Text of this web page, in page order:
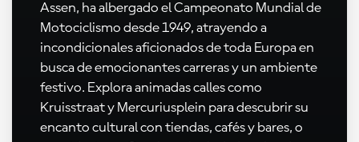
Assen, ha albergado el Campeonato Mundial de
Motociclismo desde 1949, atrayendo a
incondicionales aficionados de toda Europa en
busca de emocionantes carreras y un ambiente
festivo. Explora animadas calles como
Kruisstraat y Mercuriusplein para descubrir su
encanto cultural con tiendas, cafés y bares, o